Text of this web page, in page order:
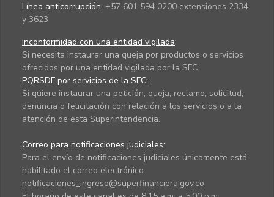
Línea anticorrupción: +57 601 594 0200 extensiones 2334
y 3623
Inconformidad con una entidad vigilada:
Si necesita instaurar una queja por productos o servicios
ofrecidos por una entidad vigilada por la SFC.
PQRSDF por servicios de la SFC:
Si quiere instaurar una petición, queja, reclamo, solicitud,
denuncia o felicitación con relación a los servicios o a la
atención de esta Superintendencia.
Correo para notificaciones judiciales:
Para el envío de notificaciones judiciales únicamente está
habilitado el correo electrónico
notificaciones_ingreso@superfinanciera.gov.co